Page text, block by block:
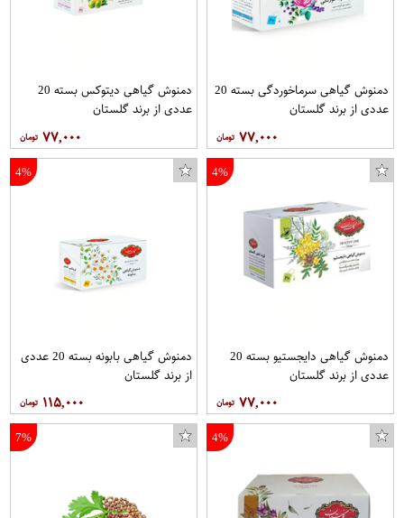
دمنوش گیاهی سرماخوردگی بسته 20
عددی از برند گلستان
۷۷,۰۰۰
دمنوش گیاهی دیتوکس بسته 20
عددی از برند گلستان
۷۷,۰۰۰
4%
دمنوش گیاهی دایجستیو بسته 20
عددی از برند گلستان
۷۷,۰۰۰
4%
دمنوش گیاهی بابونه بسته 20 عددی
از برند گلستان
۱۱۵,۰۰۰
4%
7%